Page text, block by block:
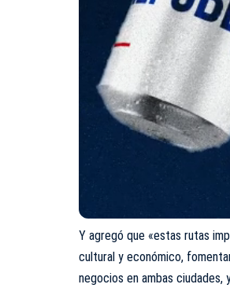
Y agregó que «estas rutas
cultural y económico,
negocios en ambas ciudades,